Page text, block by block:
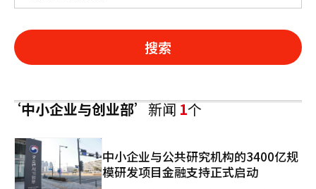
搜索
‘中小企业与创业部’新闻1个
中小企业与公共研究机构的3400亿规
模研发项目金融支持正式启动